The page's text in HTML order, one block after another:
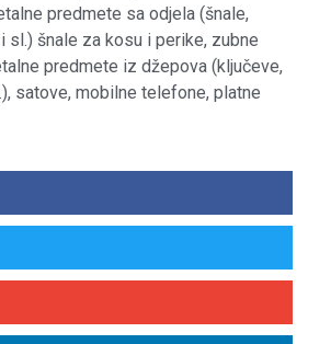
predmete sa odjela (šnale,
sl.) šnale za kosu i perike, zubne
predmete iz džepova (ključeve,
satove, mobilne telefone, platne